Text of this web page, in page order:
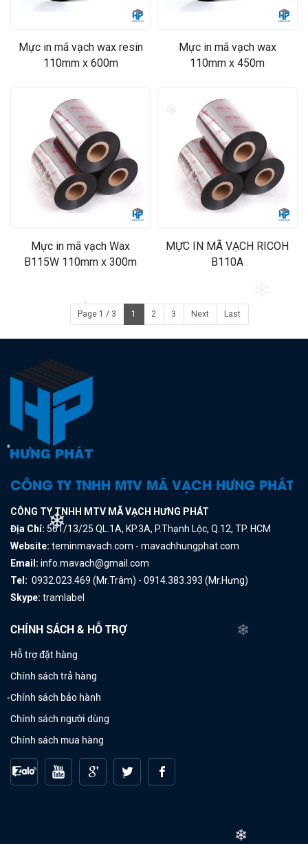
Mực in mã vạch wax resin
110mm x 600m
Mực in mã vạch wax
110mm x 450m
Mực in mã vạch Wax
B115W 110mm x 300m
MỰC IN MÃ VẠCH RICOH
B110A
Page 1 / 3 1 2 3 Next Last
CÔNG TY TNHH MTV MÃ VẠCH HƯNG PHÁT
CÔNG TY TNHH MTV MÃ VẠCH HƯNG PHÁT
Địa Chỉ: 561/13/25 QL.1A, KP.3A, P.Thạnh Lộc, Q.12, TP. HCM
Website: teminmavach.com - mavachhungphat.com
Email: info.mavach@gmail.com
Tel: 0932.023.469 (Mr.Trâm) - 0914.383.393 (Mr.Hưng)
Skype: tramlabel
CHÍNH SÁCH & HỖ TRỢ
Hỗ trợ đặt hàng
Chính sách trả hàng
Chính sách bảo hành
Chính sách người dùng
Chính sách mua hàng
❄
❄
❄